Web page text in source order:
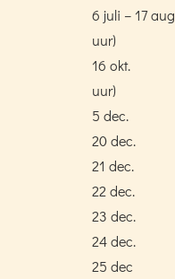
6 juli – 17 aug
uur)
16 okt.
uur)
5 dec.
20 dec.
21 dec.
22 dec.
23 dec.
24 dec.
25 dec